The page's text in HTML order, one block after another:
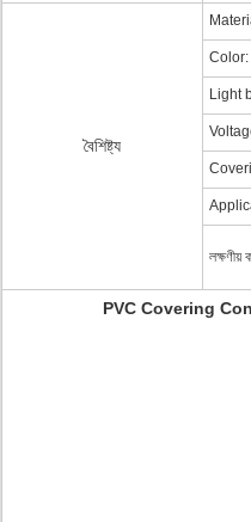
বৈশিষ্ট্য
Color:
Light
লক্ষণীয়
PVC Covering